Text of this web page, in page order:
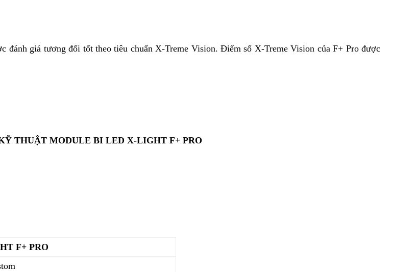
đánh giá tương đối tốt theo tiêu chuẩn X-Treme Vision. Điểm số X-Treme Vision của F+ Pro được
THUẬT MODULE BI LED X-LIGHT F+ PRO
F+ PRO